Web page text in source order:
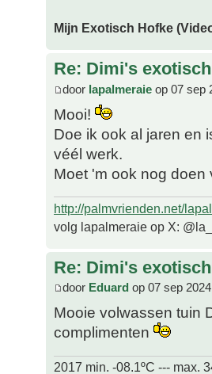
Mijn Exotisch Hofke
Re: Dimi's
door lapalmeraie op 07 sep
Mooi!
Doe ik ook al jaren en
véél werk.
Moet 'm ook nog
http://palmvrienden.net/
volg lapalmeraie op X:
Re: Dimi's
door Eduard op 07 sep
Mooie volwassen tuin
complimenten
2017 min. -08.1ºC --- max.